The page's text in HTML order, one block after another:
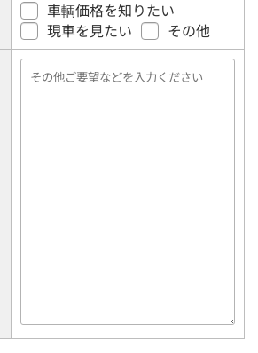
車輌価格を知りたい
現車を見たい
その他